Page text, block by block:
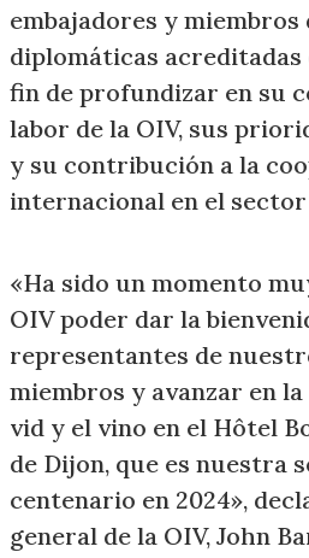
embajadores y miembros
diplomáticas acreditadas
fin de profundizar en su
labor de la OIV, sus
y su contribución a la
internacional en el
«Ha sido un momento
OIV poder dar la
representantes de
miembros y avanzar en
vid y el vino en el Hôtel
de Dijon, que es nuestra
centenario en 2024»,
general de la OIV, John